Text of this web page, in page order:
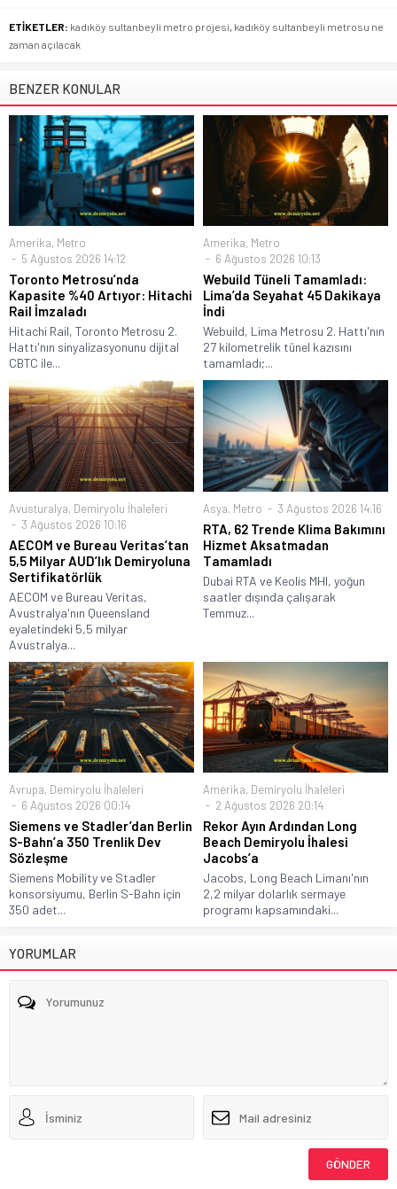
ETİKETLER: kadıköy sultanbeyli metro projesi, kadıköy sultanbeyli metrosu ne
zaman açılacak
BENZER KONULAR
Amerika, Metro
5 Ağustos 2026 14:12
Toronto Metrosu’nda
Kapasite %40 Artıyor: Hitachi
Rail İmzaladı
Hitachi Rail, Toronto Metrosu 2.
Hattı'nın sinyalizasyonunu dijital
CBTC ile...
Amerika, Metro
6 Ağustos 2026 10:13
Webuild Tüneli Tamamladı:
Lima’da Seyahat 45 Dakikaya
İndi
Webuild, Lima Metrosu 2. Hattı'nın
27 kilometrelik tünel kazısını
tamamladı;...
Avusturalya, Demiryolu İhaleleri
3 Ağustos 2026 10:16
AECOM ve Bureau Veritas’tan
5,5 Milyar AUD’lık Demiryoluna
Sertifikatörlük
AECOM ve Bureau Veritas,
Avustralya'nın Queensland
eyaletindeki 5,5 milyar
Avustralya...
Asya, Metro 3 Ağustos 2026 14:16
RTA, 62 Trende Klima Bakımını
Hizmet Aksatmadan
Tamamladı
Dubai RTA ve Keolis MHI, yoğun
saatler dışında çalışarak
Temmuz...
Avrupa, Demiryolu İhaleleri
6 Ağustos 2026 00:14
Siemens ve Stadler’dan Berlin
S-Bahn’a 350 Trenlik Dev
Sözleşme
Siemens Mobility ve Stadler
konsorsiyumu, Berlin S-Bahn için
350 adet...
Amerika, Demiryolu İhaleleri
2 Ağustos 2026 20:14
Rekor Ayın Ardından Long
Beach Demiryolu İhalesi
Jacobs’a
Jacobs, Long Beach Limanı'nın
2,2 milyar dolarlık sermaye
programı kapsamındaki...
YORUMLAR